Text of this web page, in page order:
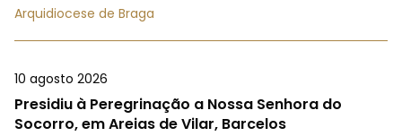
Arquidiocese de Braga
10 agosto 2026
Presidiu à Peregrinação a Nossa Senhora do
Socorro, em Areias de Vilar, Barcelos